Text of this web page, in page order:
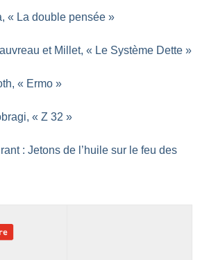
« La double pensée »
et Millet, « Le Système Dette »
« Ermo »
« Z 32 »
: Jetons de l’huile sur le feu des